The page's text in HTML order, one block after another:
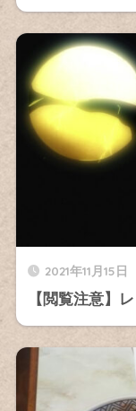
2021年11月15日
【閲覧注意】